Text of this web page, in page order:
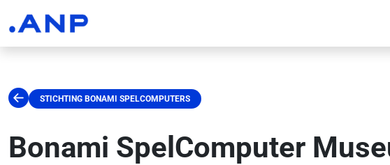
STICHTING BONAMI SPELCOMPUTERS
Bonami SpelComputer